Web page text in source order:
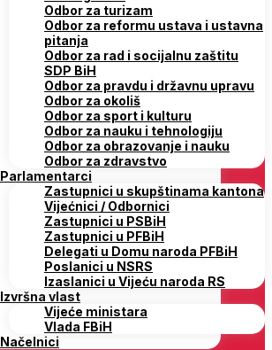
Odbor za turizam
Odbor za reformu ustava i ustavna
pitanja
Odbor za rad i socijalnu zaštitu
SDP BiH
Odbor za pravdu i državnu upravu
Odbor za okoliš
Odbor za sport i kulturu
Odbor za nauku i tehnologiju
Odbor za obrazovanje i nauku
Odbor za zdravstvo
Parlamentarci
Zastupnici u skupštinama kantona
Vijećnici / Odbornici
Zastupnici u PSBiH
Zastupnici u PFBiH
Delegati u Domu naroda PFBiH
Poslanici u NSRS
Izaslanici u Vijeću naroda RS
Izvršna vlast
Vijeće ministara
Vlada FBiH
Načelnici